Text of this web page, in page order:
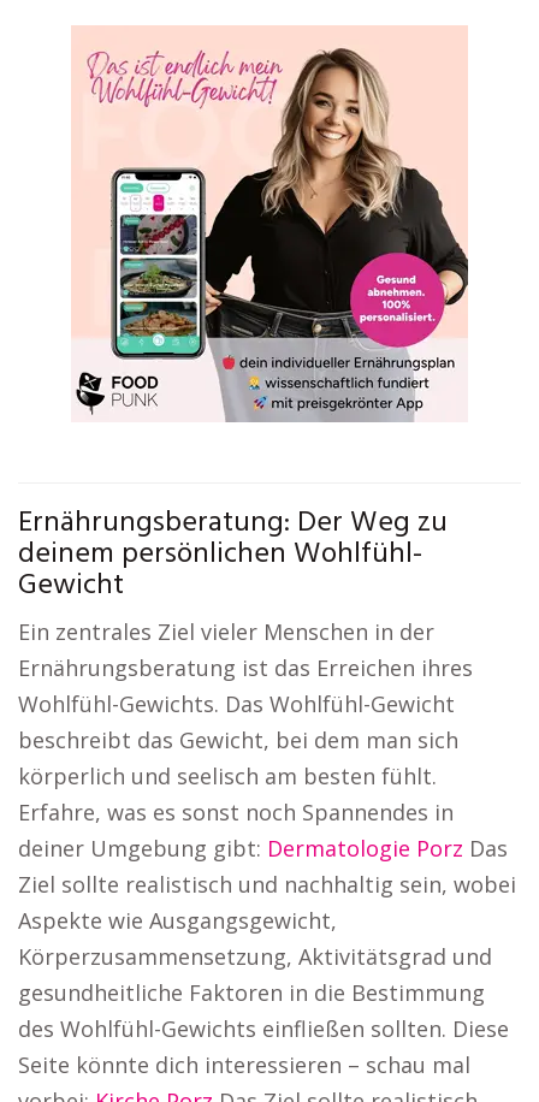
Ernährungsberatung: Der Weg zu
deinem persönlichen Wohlfühl-
Gewicht
Ein zentrales Ziel vieler Menschen in der
Ernährungsberatung ist das Erreichen ihres
Wohlfühl-Gewichts. Das Wohlfühl-Gewicht
beschreibt das Gewicht, bei dem man sich
körperlich und seelisch am besten fühlt.
Erfahre, was es sonst noch Spannendes in
deiner Umgebung gibt: Dermatologie Porz Das
Ziel sollte realistisch und nachhaltig sein, wobei
Aspekte wie Ausgangsgewicht,
Körperzusammensetzung, Aktivitätsgrad und
gesundheitliche Faktoren in die Bestimmung
des Wohlfühl-Gewichts einfließen sollten. Diese
Seite könnte dich interessieren – schau mal